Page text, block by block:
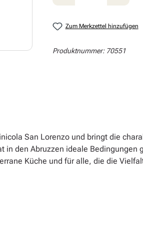
Zum Merkzettel hinzufügen
Produktnummer: 70551
San Lorenzo und bringt die
den Abruzzen ideale Bedingungen
Küche und für alle, die die